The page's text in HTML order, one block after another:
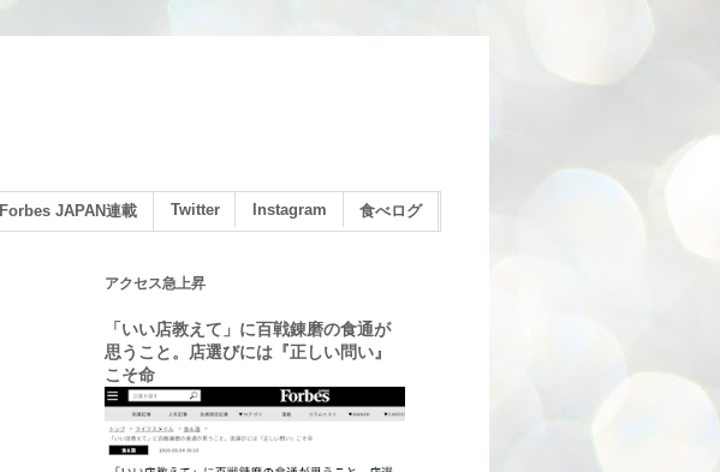
Forbes JAPAN連載 Twitter Instagram 食べログ
アクセス急上昇
「いい店教えて」に百戦錬磨の食通が
思うこと。店選びには『正しい問い』
こそ命